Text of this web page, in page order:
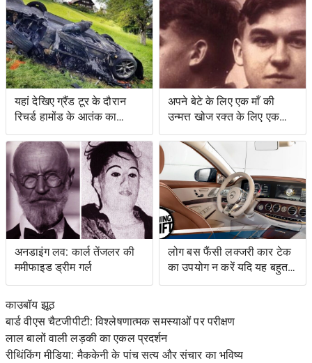
यहां देखिए ग्रैंड टूर के दौरान
रिचर्ड हामोंड के आतंक का
वीडियो
अपने बेटे के लिए एक माँ की
उन्मत्त खोज रक्त के लिए एक
स्वाद के साथ एक बचत किसान
के लिए नेतृत्व की
अनडाइंग लव: कार्ल तेंजलर की
ममीफाइड ड्रीम गर्ल
लोग बस फैंसी लक्जरी कार टेक
का उपयोग न करें यदि यह बहुत
जटिल है
काउबॉय झूठ
बार्ड वीएस चैटजीपीटी: विश्लेषणात्मक समस्याओं पर परीक्षण
लाल बालों वाली लड़की का एकल प्रदर्शन
रीथिंकिंग मीडिया: मैककेनी के पांच सत्य और संचार का भविष्य